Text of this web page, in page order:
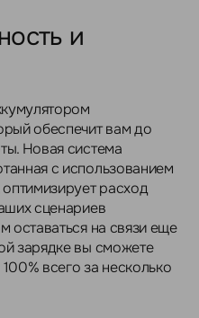
и
обеспечит вам до
Новая система
с использованием
оптимизирует расход
сценариев
оставаться на связи еще
зарядке вы сможете
всего за несколько